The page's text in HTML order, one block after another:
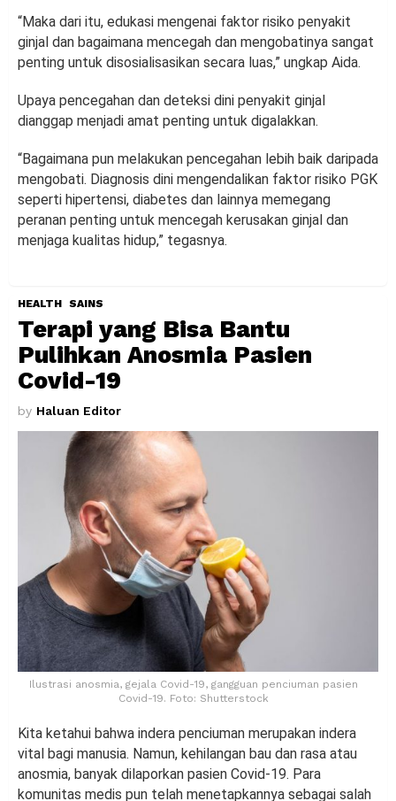
“Maka dari itu, edukasi mengenai faktor risiko penyakit
ginjal dan bagaimana mencegah dan mengobatinya sangat
penting untuk disosialisasikan secara luas,” ungkap Aida.
Upaya pencegahan dan deteksi dini penyakit ginjal
dianggap menjadi amat penting untuk digalakkan.
“Bagaimana pun melakukan pencegahan lebih baik daripada
mengobati. Diagnosis dini mengendalikan faktor risiko PGK
seperti hipertensi, diabetes dan lainnya memegang
peranan penting untuk mencegah kerusakan ginjal dan
menjaga kualitas hidup,” tegasnya.
HEALTH SAINS
Terapi yang Bisa Bantu
Pulihkan Anosmia Pasien
Covid-19
by Haluan Editor
Ilustrasi anosmia, gejala Covid-19, gangguan penciuman pasien
Covid-19. Foto: Shutterstock
Kita ketahui bahwa indera penciuman merupakan indera
vital bagi manusia. Namun, kehilangan bau dan rasa atau
anosmia, banyak dilaporkan pasien Covid-19. Para
komunitas medis pun telah menetapkannya sebagai salah